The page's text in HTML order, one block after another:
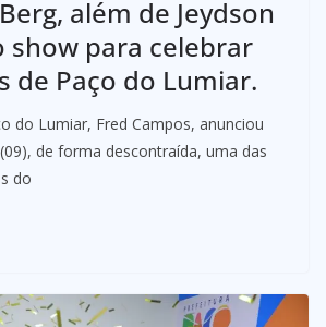
além de Jeydson
show para celebrar
de Paço do Lumiar.
do Lumiar, Fred Campos, anunciou
de forma descontraída, uma das
do